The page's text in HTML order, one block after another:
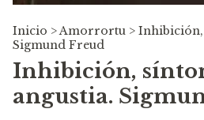
Inicio >Amorrortu > Inhibición,
Sigmund Freud
Inhibición,
angustia.